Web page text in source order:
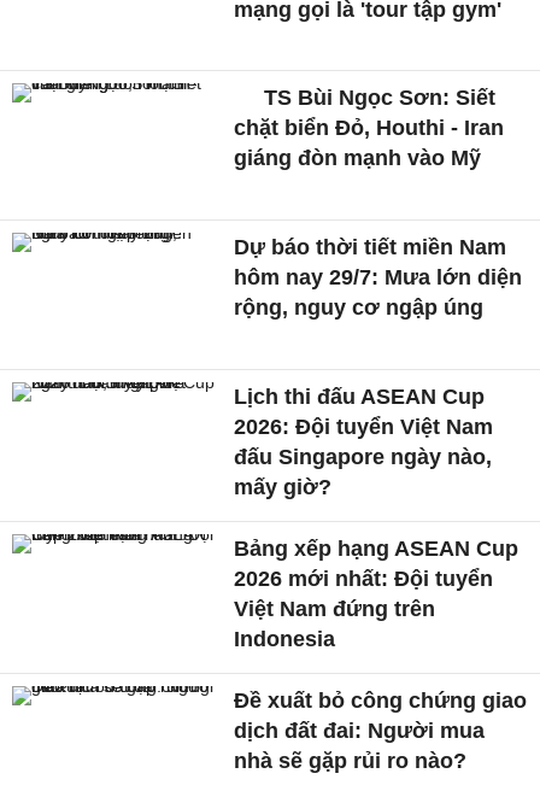
mạng gọi là 'tour tập gym'
TS Bùi Ngọc Sơn: Siết
chặt biển Đỏ, Houthi - Iran
giáng đòn mạnh vào Mỹ
Dự báo thời tiết miền Nam
hôm nay 29/7: Mưa lớn diện
rộng, nguy cơ ngập úng
Lịch thi đấu ASEAN Cup
2026: Đội tuyển Việt Nam
đấu Singapore ngày nào,
mấy giờ?
Bảng xếp hạng ASEAN Cup
2026 mới nhất: Đội tuyển
Việt Nam đứng trên
Indonesia
Đề xuất bỏ công chứng giao
dịch đất đai: Người mua
nhà sẽ gặp rủi ro nào?